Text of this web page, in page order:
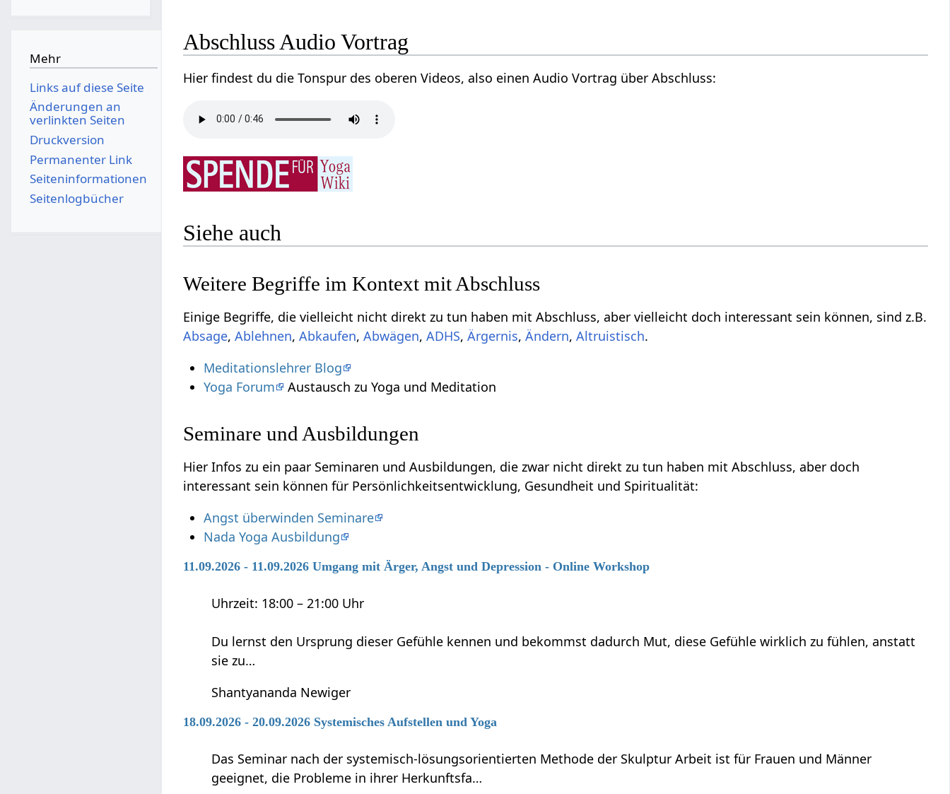
Abschluss‏‎ Audio Vortrag
Hier findest du die Tonspur des oberen Videos, also einen Audio Vortrag über Abschluss‏‎:
Siehe auch
Einige Begriffe, die vielleicht nicht direkt zu tun haben mit Abschluss‏‎, aber vielleicht doch interessant sein können, sind z.B.
, , , , , , ,Altruistisch.
Meditationslehrer Blog
Yoga Forum
Austausch zu Yoga und Meditation
Seminare und Ausbildungen
Hier Infos zu ein paar Seminaren und Ausbildungen, die zwar nicht direkt zu tun haben mit Abschluss‏‎, aber doch
interessant sein können für Persönlichkeitsentwicklung, Gesundheit und Spiritualität:
Angst überwinden Seminare
Nada Yoga Ausbildung
11.09.2026 - 11.09.2026 Umgang mit Ärger, Angst und Depression - Online Workshop
Uhrzeit: 18:00 – 21:00 Uhr
Du lernst den Ursprung dieser Gefühle kennen und bekommst dadurch Mut, diese Gefühle wirklich zu fühlen, anstatt
sie zu…
Shantyananda Newiger
18.09.2026 - 20.09.2026 Systemisches Aufstellen und Yoga
Das Seminar nach der systemisch-lösungsorientierten Methode der Skulptur Arbeit ist für Frauen und Männer
geeignet, die Probleme in ihrer Herkunftsfa…
Mehr
Links auf diese Seite
Änderungen an
verlinkten Seiten
Druckversion
Permanenter Link
Seiten­­informationen
Seitenlogbücher